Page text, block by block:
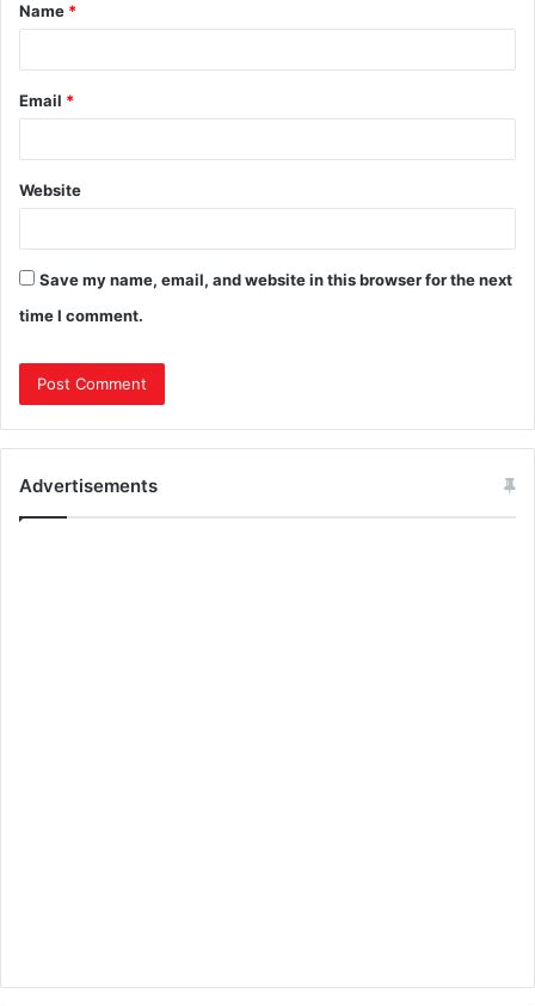
Name *
Email *
Website
Save my name, email, and website in this browser for the next
time I comment.
Advertisements